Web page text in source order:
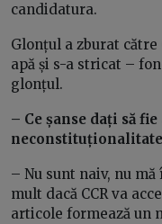
candidatura.
Glonțul a zburat către
apă și s-a stricat –
glonțul.
– Ce șanse dați să
– Nu sunt naiv, nu
mult dacă CCR va
articole formează un